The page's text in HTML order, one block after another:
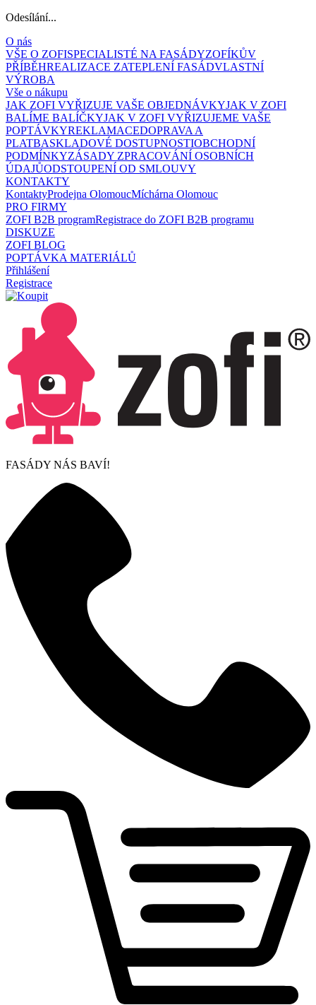
Odesílání...
O nás
VŠE O ZOFISPECIALISTÉ NA FASÁDYZOFÍKŮV
PŘÍBĚHREALIZACE ZATEPLENÍ FASÁDVLASTNÍ
VÝROBA
Vše o nákupu
JAK ZOFI VYŘIZUJE VAŠE OBJEDNÁVKYJAK V ZOFI
BALÍME BALÍČKYJAK V ZOFI VYŘIZUJEME VAŠE
POPTÁVKYREKLAMACEDOPRAVA A
PLATBASKLADOVÉ DOSTUPNOSTIOBCHODNÍ
PODMÍNKYZÁSADY ZPRACOVÁNÍ OSOBNÍCH
ÚDAJŮODSTOUPENÍ OD SMLOUVY
KONTAKTY
KontaktyProdejna OlomoucMíchárna Olomouc
PRO FIRMY
ZOFI B2B programRegistrace do ZOFI B2B programu
DISKUZE
ZOFI BLOG
POPTÁVKA MATERIÁLŮ
Přihlášení
Registrace
FASÁDY NÁS BAVÍ!